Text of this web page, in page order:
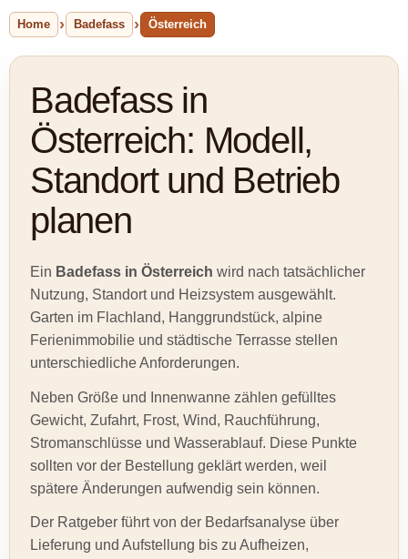
Home Badefass Österreich
Badefass in
Österreich: Modell,
Standort und Betrieb
planen
Ein Badefass in Österreich wird nach tatsächlicher
Nutzung, Standort und Heizsystem ausgewählt.
Garten im Flachland, Hanggrundstück, alpine
Ferienimmobilie und städtische Terrasse stellen
unterschiedliche Anforderungen.
Neben Größe und Innenwanne zählen gefülltes
Gewicht, Zufahrt, Frost, Wind, Rauchführung,
Stromanschlüsse und Wasserablauf. Diese Punkte
sollten vor der Bestellung geklärt werden, weil
spätere Änderungen aufwendig sein können.
Der Ratgeber führt von der Bedarfsanalyse über
Lieferung und Aufstellung bis zu Aufheizen,